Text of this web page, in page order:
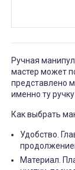
Ручная
мастер может
представлено
именно ту
Как выбрать
Удобство.
Материал.